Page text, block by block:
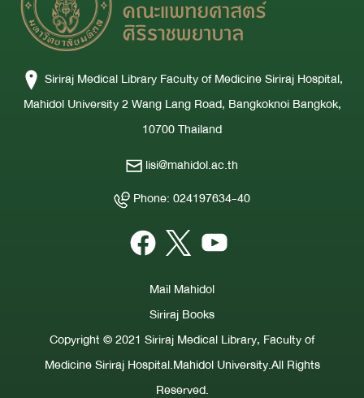
Siriraj Medical Library Faculty of Medicine Siriraj Hospital,
Mahidol University 2 Wang Lang Road, Bangkoknoi Bangkok,
10700 Thailand
lisi@mahidol.ac.th
Phone: 024197634-40
Mail Mahidol
Siriraj Books
Copyright © 2021 Siriraj Medical Library, Faculty of
Medicine Siriraj Hospital.Mahidol University.All Rights
Reserved.